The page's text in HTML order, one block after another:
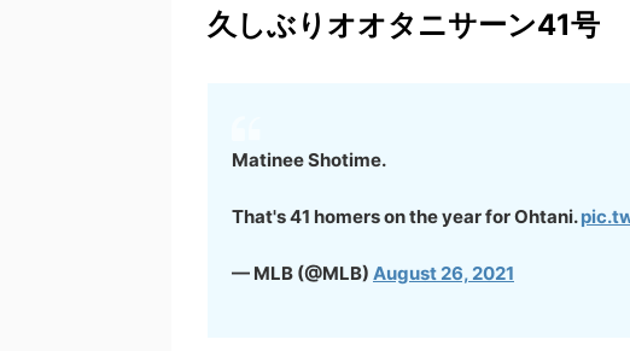
久しぶりオオタニサーン41号
Matinee Shotime.
That's 41 homers on the year for Ohtani.
— MLB (@MLB) August 26, 2021